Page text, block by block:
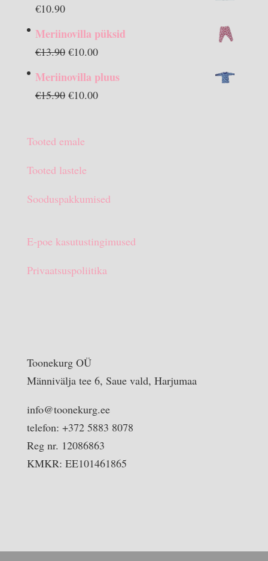
€10.90
Meriinovilla püksid
€13.90 Algne
€10.00Praegune
on:
Meriinovilla pluus
€15.90 Algne
€15.90.
€10.00Praegune
Tooted emale
Tooted lastele
Sooduspakkumised
E-poe kasutustingimused
Privaatsuspoliitika
Toonekurg OÜ
Männivälja tee 6, Saue vald, Harjumaa
info@toonekurg.ee
telefon: +372 5883 8078
Reg nr. 12086863
KMKR: EE101461865